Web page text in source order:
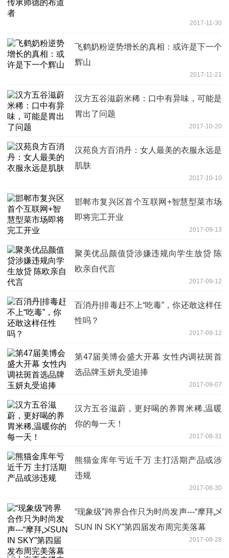
2017-11-30
飞鹤奶粉逆势增长的真相：或许是下一个
辉山
2017-11-21
汉方五谷滋蔚米稀：口中有异味，可能是
胃出了问题
2017-10-20
汉苑良方百消丹：女人最美的衣服永远是
肌肤
2017-10-10
邯郸市复兴区首个互联网+智慧型菜市场
即将完工开业
2017-09-13
聚美优品颜值贷涉嫌违规向学生放贷 陈
欧亲自代言
2017-09-12
百消丹|排毒赶不上“吃毒”，你还敢这样任
性吗？
2017-09-12
第47届美博会盛大开幕 女性内调祛斑首
选品牌玉妍丸受追捧
2017-09-07
汉方五谷滋蔚，更好喝的养胃米稀,温暖
你的每一天！
2017-08-31
熊猫金库年亏近千万 主打活期产品或涉
违规
2017-08-30
“现象级”跨界合作只为时尚发声---“摩拜乄
SUN IN SKY”第四届发布周完美落幕
2017-08-28